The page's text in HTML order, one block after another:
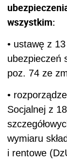
wszystkim:
• ustawę z
ubezpieczeń
poz. 74 ze
•
Socjalnej z
wymiaru
i rentowe